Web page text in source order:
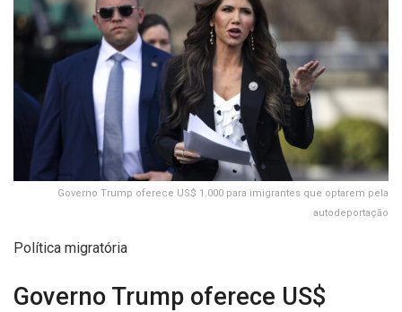
Governo Trump oferece US$ 1.000 para imigrantes que optarem pela
autodeportação
Política migratória
Governo Trump oferece US$